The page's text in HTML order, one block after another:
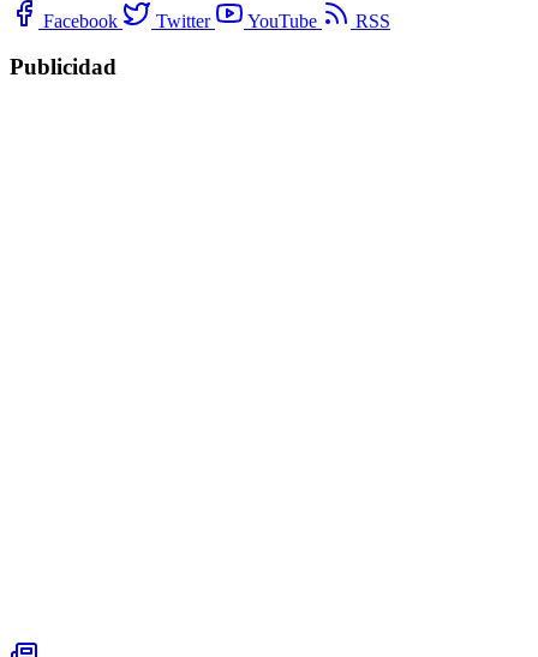
Facebook Twitter YouTube RSS
Publicidad